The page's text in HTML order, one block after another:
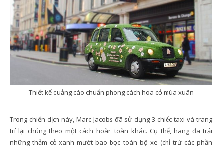
Thiết kế quảng cáo chuẩn phong cách hoa cỏ mùa xuân
Trong chiến dịch này, Marc Jacobs đã sử dụng 3 chiếc taxi và trang
trí lại chúng theo một cách hoàn toàn khác. Cụ thể, hãng đã trải
những thảm cỏ xanh mướt bao bọc toàn bộ xe (chỉ trừ các phần